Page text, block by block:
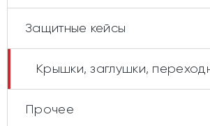
Защитные кейсы
Крышки, заглушки,
Прочее